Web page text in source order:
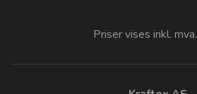
Priser vises inkl. mva.